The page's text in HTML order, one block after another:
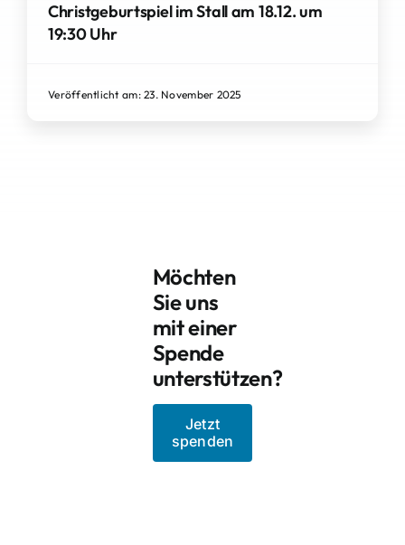
Christgeburtspiel im Stall am 18.12. um
19:30 Uhr
Veröffentlicht am: 23. November 2025
Möchten
Sie uns
mit einer
Spende
unterstützen?
Jetzt
spenden